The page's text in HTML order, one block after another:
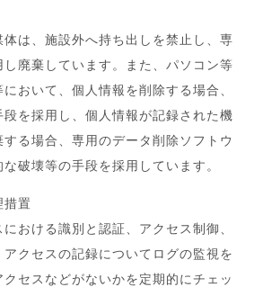
は、施設外へ持ち出しを禁止し、専
廃棄しています。また、パソコン等
おいて、個人情報を削除する場合、
を採用し、個人情報が記録された機
る場合、専用のデータ削除ソフトウ
破壊等の手段を採用しています。
措置
おける識別と認証、アクセス制御、
クセスの記録についてログの監視を
セスなどがないかを定期的にチェッ